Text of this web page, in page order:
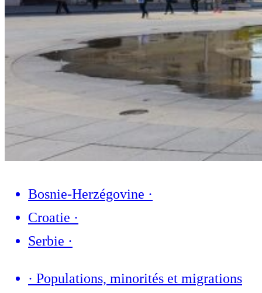
Bosnie-Herzégovine ·
Croatie ·
Serbie ·
· Populations, minorités et migrations